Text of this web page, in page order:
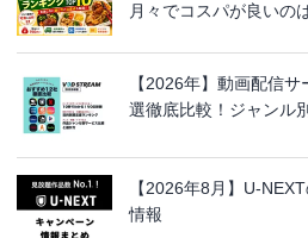
月々でコスパが良いの
【2026年】動画配信
選徹底比較！ジャンル
【2026年8月】U-
情報